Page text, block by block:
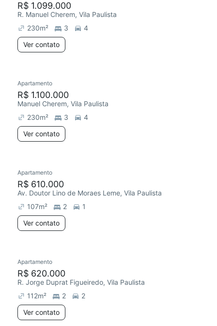
R$ 1.099.000
R. Manuel Cherem, Vila Paulista
230m² 3
4
Ver contato
Apartamento
R$ 1.100.000
Manuel Cherem, Vila Paulista
230m² 3
4
Ver contato
Redecorar
Apartamento
R$ 610.000
Av. Doutor Lino de Moraes Leme, Vila Paulista
107m² 2
1
Ver contato
Redecorar
Apartamento
R$ 620.000
R. Jorge Duprat Figueiredo, Vila Paulista
112m² 2
2
Ver contato